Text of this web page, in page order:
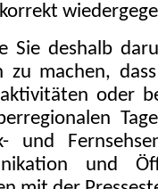
Sie deshalb
zu machen,
oder
und
und